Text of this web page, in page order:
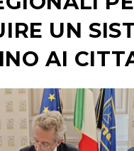
UN
AI